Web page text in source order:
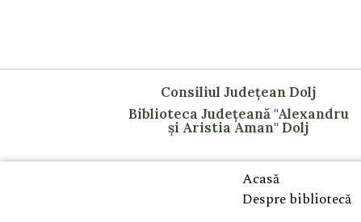
Consiliul Județean Dolj
Biblioteca Județeană "Alexandru
și Aristia Aman" Dolj
Acasă
Despre bibliotecă